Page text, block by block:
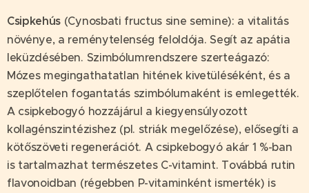
Csipkehús (Cynosbati fructus sine semine): a vitalitás
növénye, a reménytelenség feloldója. Segít az apátia
leküzdésében. Szimbólumrendszere szerteágazó:
Mózes megingathatatlan hitének kivetüléséként, és a
szeplőtelen fogantatás szimbólumaként is emlegették.
A csipkebogyó hozzájárul a kiegyensúlyozott
kollagénszintézishez (pl. striák megelőzése), elősegíti a
kötőszöveti regenerációt. A csipkebogyó akár 1 %-ban
is tartalmazhat természetes C-vitamint. Továbbá rutin
flavonoidban (régebben P-vitaminként ismerték) is